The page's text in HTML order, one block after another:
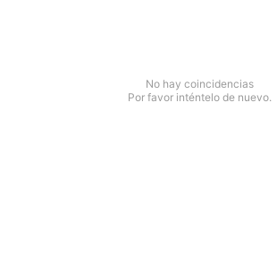
No hay coincidencias
Por favor inténtelo de nuevo.